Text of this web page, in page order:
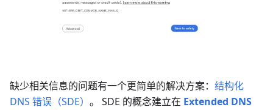
缺少相关信息的问题有一个更简单的解决方案： 结构化
DNS 错误（SDE） 。 SDE 的概念建立在 Extended DNS